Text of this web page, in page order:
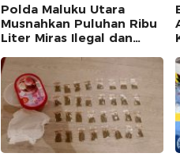
Polda Maluku Utara
Musnahkan Puluhan Ribu
Liter Miras Ilegal dan
Peredaran Senjata Api
Lintas Negara